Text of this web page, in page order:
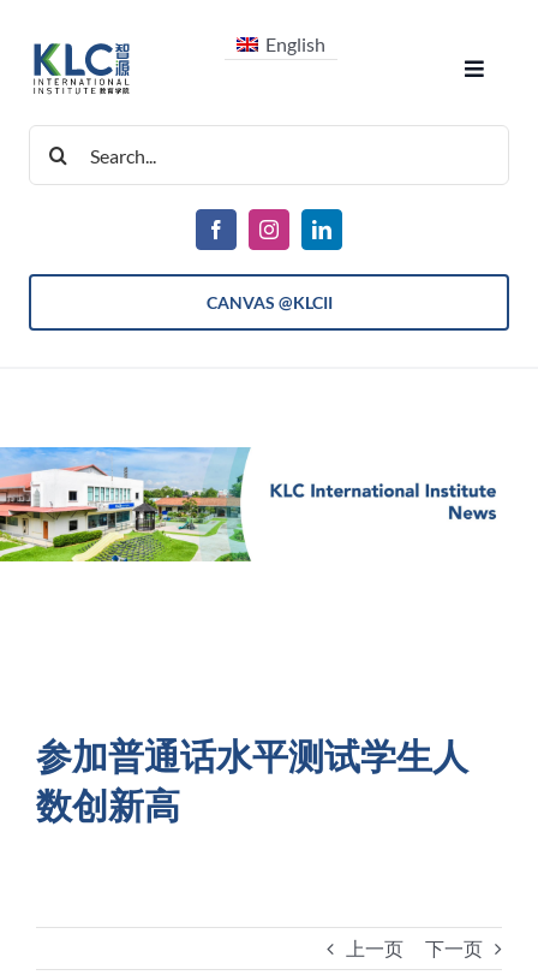
English
Toggle
课程
入学信息
最新消息
索：
CANVAS @KLCII
参加普通话水平测试学生人
数创新高
上一页 下一页